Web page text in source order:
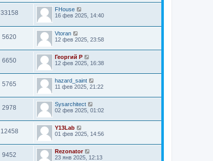
33158
FHouse
16 фев 2025, 14:40
5620
Vtoran
12 фев 2025, 23:58
6650
Георгий Р
12 фев 2025, 16:38
5765
hazard_saint
11 фев 2025, 21:22
2978
Sysarchitect
02 фев 2025, 01:02
12458
Y13Lab
01 фев 2025, 14:56
9452
Rezonator
23 янв 2025, 12:13